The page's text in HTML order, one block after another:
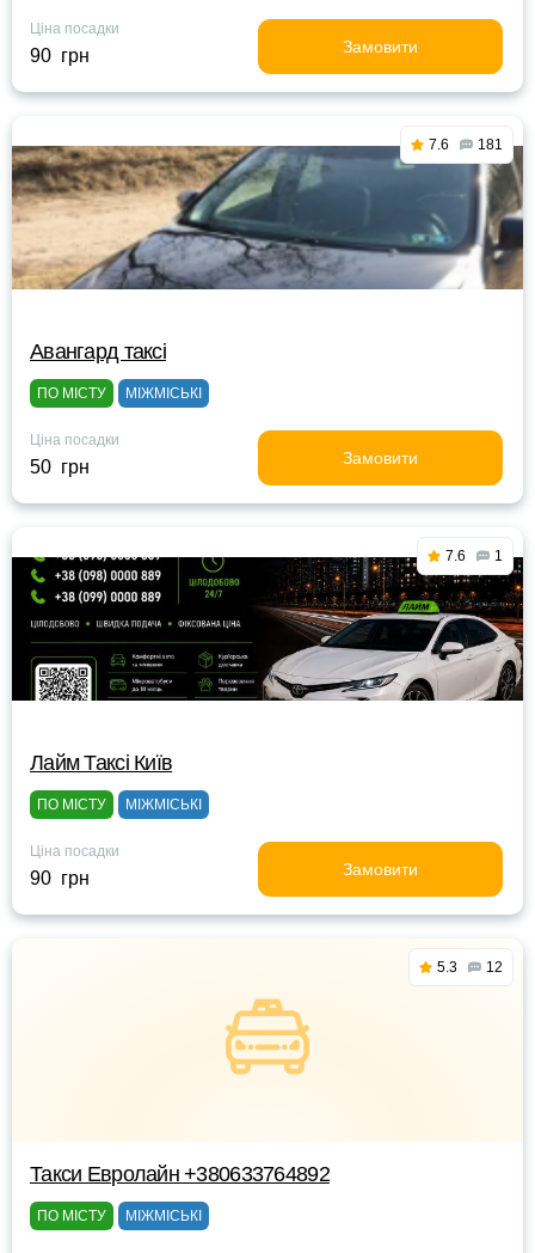
Ціна посадки
90 грн Замовити
7.6 181
Авангард таксі
ПО МІСТУ МІЖМІСЬКІ
Ціна посадки
50 грн Замовити
7.6 1
Лайм Таксі Київ
ПО МІСТУ МІЖМІСЬКІ
Ціна посадки
90 грн Замовити
5.3 12
Такси Евролайн +380633764892
ПО МІСТУ МІЖМІСЬКІ